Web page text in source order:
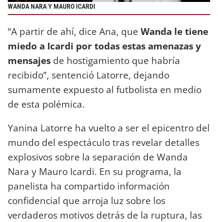
WANDA NARA Y MAURO ICARDI
“A partir de ahí, dice Ana, que Wanda le tiene
miedo a Icardi por todas estas amenazas y
mensajes de hostigamiento que habría
recibido”, sentenció Latorre, dejando
sumamente expuesto al futbolista en medio
de esta polémica.
Yanina Latorre ha vuelto a ser el epicentro del
mundo del espectáculo tras revelar detalles
explosivos sobre la separación de Wanda
Nara y Mauro Icardi. En su programa, la
panelista ha compartido información
confidencial que arroja luz sobre los
verdaderos motivos detrás de la ruptura, las